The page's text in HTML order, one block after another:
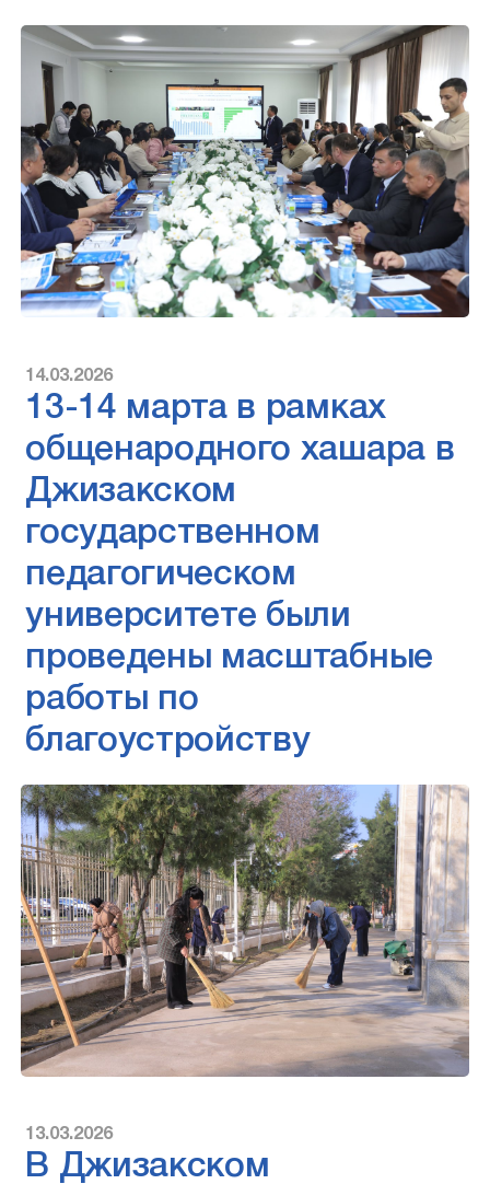
14.03.2026
13-14 марта в рамках
общенародного хашара в
Джизакском
государственном
педагогическом
университете были
проведены масштабные
работы по
благоустройству
13.03.2026
В Джизакском